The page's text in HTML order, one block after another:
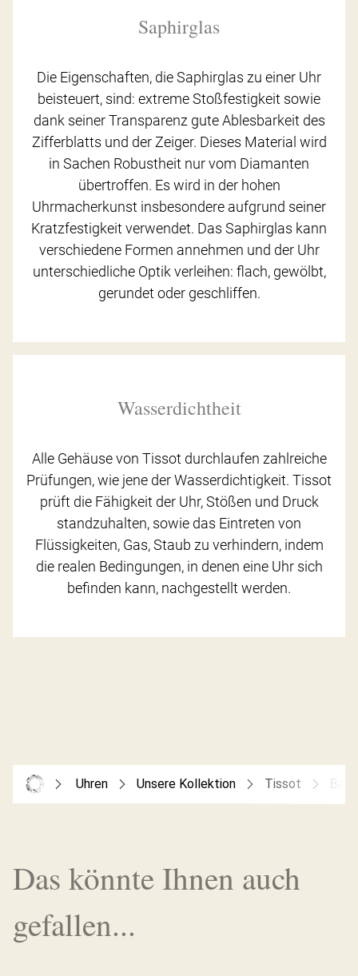
Saphirglas
Die Eigenschaften, die Saphirglas zu einer Uhr
beisteuert, sind: extreme Stoßfestigkeit sowie
dank seiner Transparenz gute Ablesbarkeit des
Zifferblatts und der Zeiger. Dieses Material wird
in Sachen Robustheit nur vom Diamanten
übertroffen. Es wird in der hohen
Uhrmacherkunst insbesondere aufgrund seiner
Kratzfestigkeit verwendet. Das Saphirglas kann
verschiedene Formen annehmen und der Uhr
unterschiedliche Optik verleihen: flach, gewölbt,
gerundet oder geschliffen.
Wasserdichtheit
Alle Gehäuse von Tissot durchlaufen zahlreiche
Prüfungen, wie jene der Wasserdichtigkeit. Tissot
prüft die Fähigkeit der Uhr, Stößen und Druck
standzuhalten, sowie das Eintreten von
Flüssigkeiten, Gas, Staub zu verhindern, indem
die realen Bedingungen, in denen eine Uhr sich
befinden kann, nachgestellt werden.
Uhren Unsere Kollektion Tissot
Das könnte Ihnen auch
gefallen...